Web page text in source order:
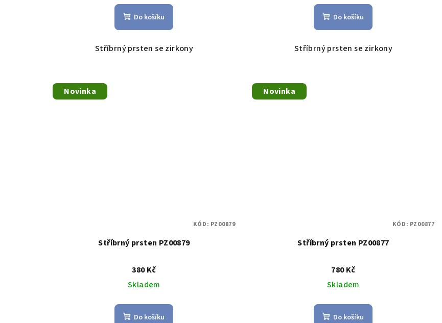
Do košíku
Stříbrný prsten se zirkony
Do košíku
Stříbrný prsten se zirkony
Novinka
Stříbrný prsten PZ00879
380 Kč
Skladem
Do košíku
KÓD: PZ00879
Novinka
Stříbrný prsten PZ00877
780 Kč
Skladem
Do košíku
KÓD: PZ00877